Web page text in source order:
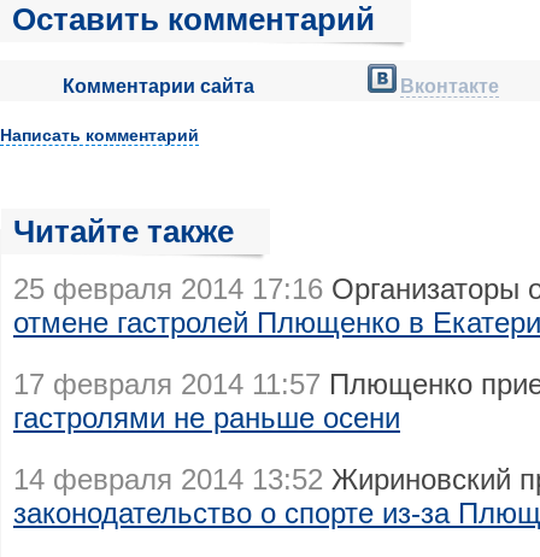
Оставить комментарий
Комментарии сайта Вконтакте
Написать комментарий
Читайте также
25 февраля 2014 17:16 Организаторы
отмене гастролей Плющенко в
17 февраля 2014 11:57 Плющенко
гастролями не раньше осени
14 февраля 2014 13:52 Жириновский
законодательство о спорте из-за